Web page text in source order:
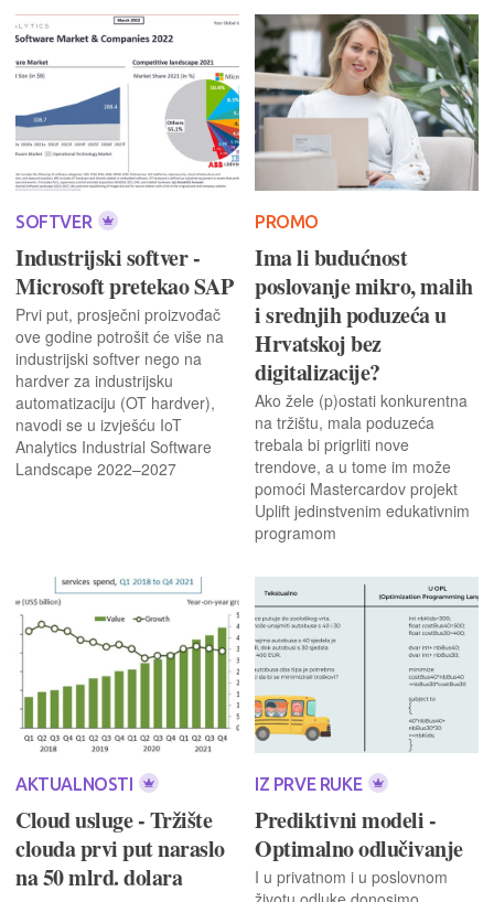
SOFTVER
Industrijski softver -
Microsoft pretekao SAP
Prvi put, prosječni proizvođač
ove godine potrošit će više na
industrijski softver nego na
hardver za industrijsku
automatizaciju (OT hardver),
navodi se u izvješću IoT
Analytics Industrial Software
Landscape 2022–2027
PROMO
Ima li budućnost
poslovanje mikro, malih
i srednjih poduzeća u
Hrvatskoj bez
digitalizacije?
Ako žele (p)ostati konkurentna
na tržištu, mala poduzeća
trebala bi prigrliti nove
trendove, a u tome im može
pomoći Mastercardov projekt
Uplift jedinstvenim edukativnim
programom
AKTUALNOSTI
Cloud usluge - Tržište
clouda prvi put naraslo
na 50 mlrd. dolara
IZ PRVE RUKE
Prediktivni modeli -
Optimalno odlučivanje
I u privatnom i u poslovnom